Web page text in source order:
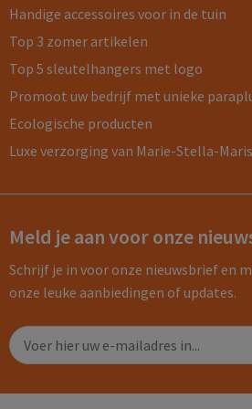
Handige accessoires voor in de tuin
Top 3 zomer artikelen
Top 5 sleutelhangers met logo
Promoot uw bedrijf met unieke
Ecologische producten
Luxe verzorging van Marie-Stella-Maris
Meld je aan voor onze
Schrijf je in voor onze nieuwsbrief en
onze leuke aanbiedingen of updates.